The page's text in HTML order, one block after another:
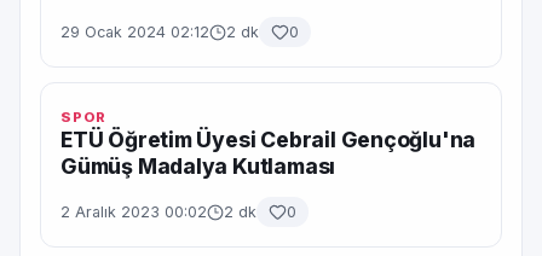
29 Ocak 2024 02:12 2 dk 0
SPOR
ETÜ Öğretim Üyesi Cebrail Gençoğlu'na
Gümüş Madalya Kutlaması
2 Aralık 2023 00:02 2 dk 0